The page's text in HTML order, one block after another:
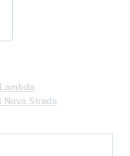
Nova Strada